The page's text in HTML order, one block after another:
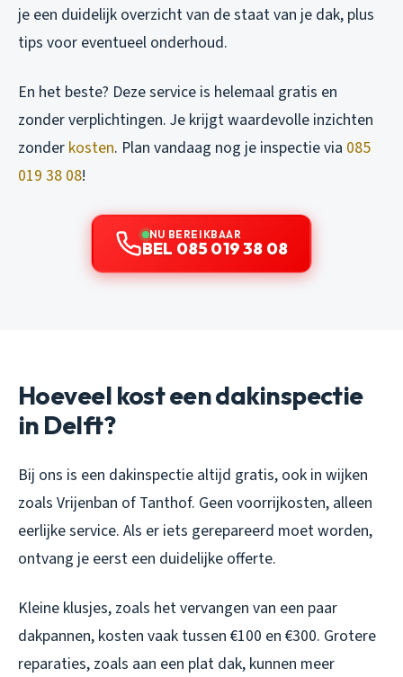
je een duidelijk overzicht van de staat van je dak, plus
tips voor eventueel onderhoud.
En het beste? Deze service is helemaal gratis en
zonder verplichtingen. Je krijgt waardevolle inzichten
zonder kosten. Plan vandaag nog je inspectie via 085
019 38 08!
NU BEREIKBAAR
BEL 085 019 38 08
Hoeveel kost een dakinspectie
in Delft?
Bij ons is een dakinspectie altijd gratis, ook in wijken
zoals Vrijenban of Tanthof. Geen voorrijkosten, alleen
eerlijke service. Als er iets gerepareerd moet worden,
ontvang je eerst een duidelijke offerte.
Kleine klusjes, zoals het vervangen van een paar
dakpannen, kosten vaak tussen €100 en €300. Grotere
reparaties, zoals aan een plat dak, kunnen meer